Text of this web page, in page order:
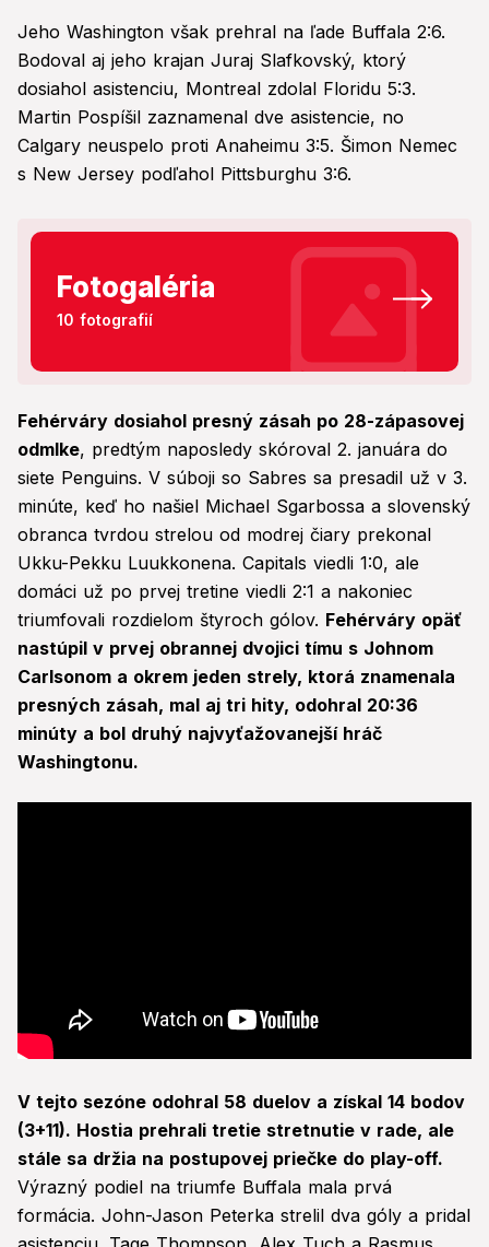
Jeho Washington však prehral na ľade Buffala 2:6.
Bodoval aj jeho krajan Juraj Slafkovský, ktorý
dosiahol asistenciu, Montreal zdolal Floridu 5:3.
Martin Pospíšil zaznamenal dve asistencie, no
Calgary neuspelo proti Anaheimu 3:5. Šimon Nemec
s New Jersey podľahol Pittsburghu 3:6.
Fotogaléria
10 fotografií
Fehérváry dosiahol presný zásah po 28-zápasovej
odmlke, predtým naposledy skóroval 2. januára do
siete Penguins. V súboji so Sabres sa presadil už v 3.
minúte, keď ho našiel Michael Sgarbossa a slovenský
obranca tvrdou strelou od modrej čiary prekonal
Ukku-Pekku Luukkonena. Capitals viedli 1:0, ale
domáci už po prvej tretine viedli 2:1 a nakoniec
triumfovali rozdielom štyroch gólov. Fehérváry opäť
nastúpil v prvej obrannej dvojici tímu s Johnom
Carlsonom a okrem jeden strely, ktorá znamenala
presných zásah, mal aj tri hity, odohral 20:36
minúty a bol druhý najvyťažovanejší hráč
Washingtonu.
V tejto sezóne odohral 58 duelov a získal 14 bodov
(3+11). Hostia prehrali tretie stretnutie v rade, ale
stále sa držia na postupovej priečke do play-off.
Výrazný podiel na triumfe Buffala mala prvá
formácia. John-Jason Peterka strelil dva góly a pridal